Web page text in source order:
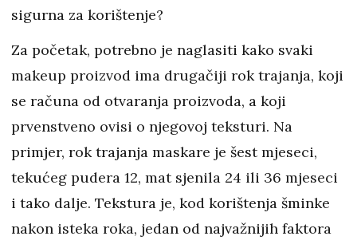
sigurna za korištenje?
Za početak, potrebno je naglasiti kako svaki
makeup proizvod ima drugačiji rok trajanja, koji
se računa od otvaranja proizvoda, a koji
prvenstveno ovisi o njegovoj teksturi. Na
primjer, rok trajanja maskare je šest mjeseci,
tekućeg pudera 12, mat sjenila 24 ili 36 mjeseci
i tako dalje. Tekstura je, kod korištenja šminke
nakon isteka roka, jedan od najvažnijih faktora